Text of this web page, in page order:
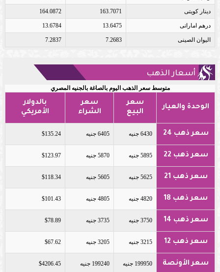
دينار كويتى 163.7071
164.0872
درهم اماراتى 13.6475
13.6784
اليوان الصينى 7.2683
7.2837
أسعار الذهب
متوسط سعر الذهب اليوم بالصاغة بالجنيه المصري
الوحدة والعيار
سعر
البيع
سعر
الشراء
بالدولار
الأمريكي
سعر ذهب 24 6430 جنيه 6405 جنيه $135.24
سعر ذهب 22 5895 جنيه 5870 جنيه $123.97
سعر ذهب 21 5625 جنيه 5605 جنيه $118.34
سعر ذهب 18 4820 جنيه 4805 جنيه $101.43
سعر ذهب 14 3750 جنيه 3735 جنيه $78.89
سعر ذهب 12 3215 جنيه 3205 جنيه $67.62
سعر الأونصة 199950 جنيه 199240 جنيه $4206.45